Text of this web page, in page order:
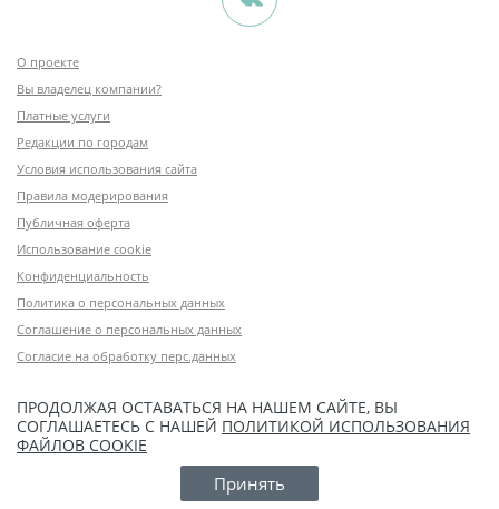
О проекте
Вы владелец компании?
Платные услуги
Редакции по городам
Условия использования сайта
Правила модерирования
Публичная оферта
Использование cookie
Конфиденциальность
Политика о персональных данных
Соглашение о персональных данных
Согласие на обработку перс.данных
ПРОДОЛЖАЯ ОСТАВАТЬСЯ НА НАШЕМ САЙТЕ, ВЫ
СОГЛАШАЕТЕСЬ С НАШЕЙ ПОЛИТИКОЙ ИСПОЛЬЗОВАНИЯ
ФАЙЛОВ COOKIE
Принять